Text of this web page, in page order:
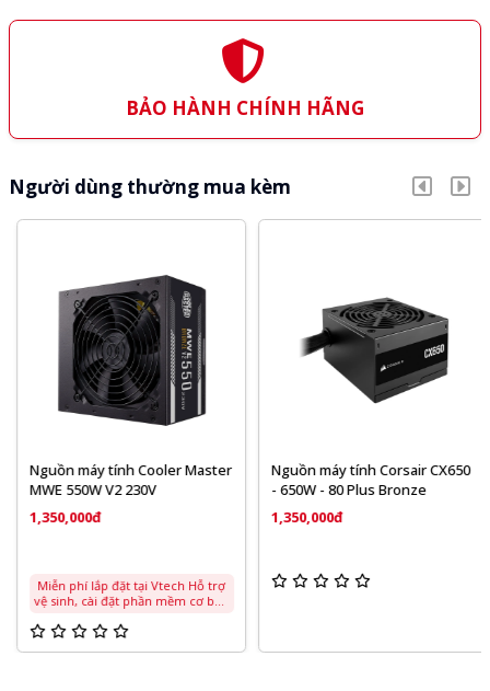
BẢO HÀNH CHÍNH HÃNG
Người dùng thường mua kèm
Nguồn máy tính Cooler Master
MWE 550W V2 230V
1,350,000đ
Miễn phí lắp đặt tại Vtech Hỗ trợ
vệ sinh, cài đặt phần mềm cơ bản
Nguồn máy tính Corsair CX650
- 650W - 80 Plus Bronze
1,350,000đ